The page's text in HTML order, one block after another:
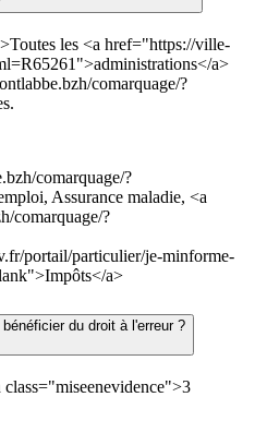
les <a href="https://ville-
a>
comarquage/?
comarquage/?
Assurance maladie, <a
comarquage/?
portail/particulier/je-minforme-
a>
du droit à l'erreur ?
class="miseenevidence">3